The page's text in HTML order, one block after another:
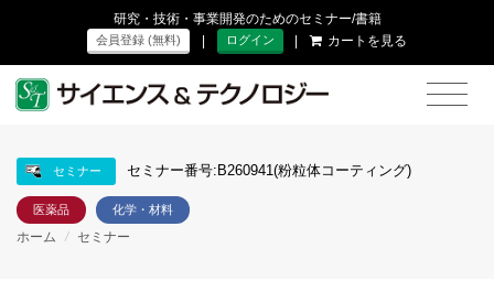
研究・技術・事業開発のためのセミナー/書籍
会員登録 (無料) | ログイン | カートを見る
セミナー セミナー番号:B260941(粉粒体コーティング)
医薬品 化学・材料
ホーム / セミナー